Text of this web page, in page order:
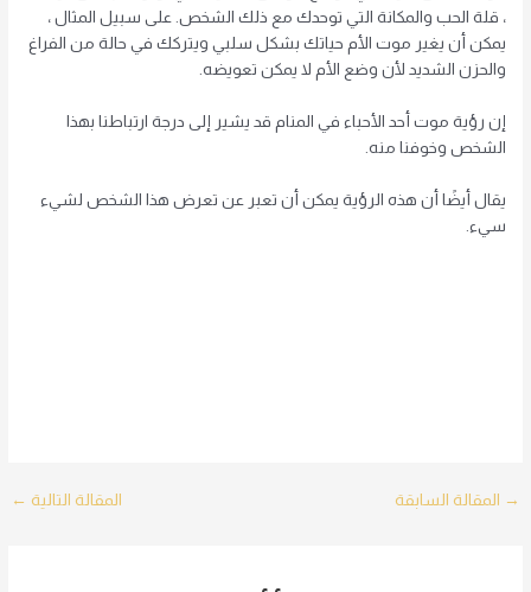
، قلة الحب والمكانة التي توحدك مع ذلك الشخص. على سبيل المثال ،
يمكن أن يغير موت الأم حياتك بشكل سلبي ويتركك في حالة من الفراغ
والحزن الشديد لأن وضع الأم لا يمكن تعويضه.
إن رؤية موت أحد الأحباء في المنام قد يشير إلى درجة ارتباطنا بهذا
الشخص وخوفنا منه.
يقال أيضًا أن هذه الرؤية يمكن أن تعبر عن تعرض هذا الشخص لشيء
سيء.
Post
→ المقالة السابقة المقالة التالية ←